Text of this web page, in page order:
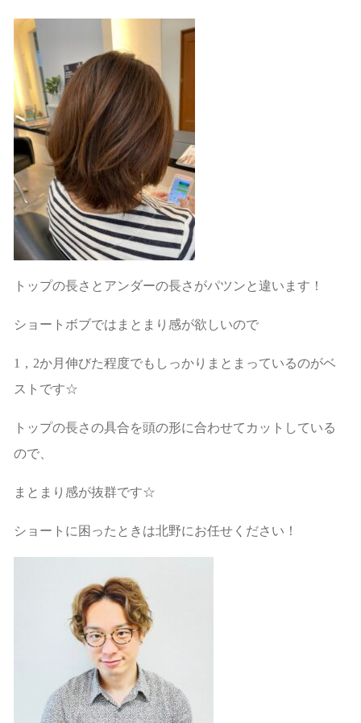
トップの長さとアンダーの長さがパツンと違います！
ショートボブではまとまり感が欲しいので
1，2か月伸びた程度でもしっかりまとまっているのがベ
ストです☆
トップの長さの具合を頭の形に合わせてカットしている
ので、
まとまり感が抜群です☆
ショートに困ったときは北野にお任せください！